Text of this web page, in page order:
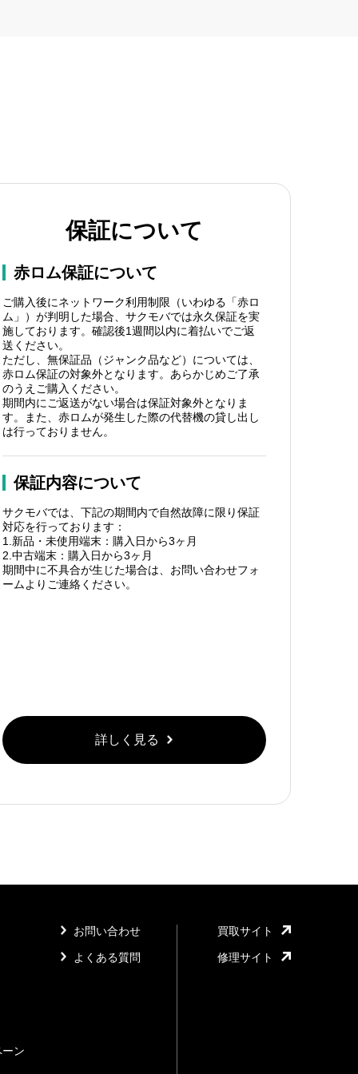
保証について
赤ロム保証について
ご購入後にネットワーク利用制限（いわゆる「赤ロ
ム」）が判明した場合、サクモバでは永久保証を実
施しております。確認後1週間以内に着払いでご返
送ください。
ただし、無保証品（ジャンク品など）については、
赤ロム保証の対象外となります。あらかじめご了承
のうえご購入ください。
期間内にご返送がない場合は保証対象外となりま
す。また、赤ロムが発生した際の代替機の貸し出し
は行っておりません。
保証内容について
サクモバでは、下記の期間内で自然故障に限り保証
対応を行っております：
1.新品・未使用端末：購入日から3ヶ月
2.中古端末：購入日から3ヶ月
期間中に不具合が生じた場合は、お問い合わせフォ
ームよりご連絡ください。
詳しく見る
ン
お問い合わせ
よくある質問
買取サイト
修理サイト